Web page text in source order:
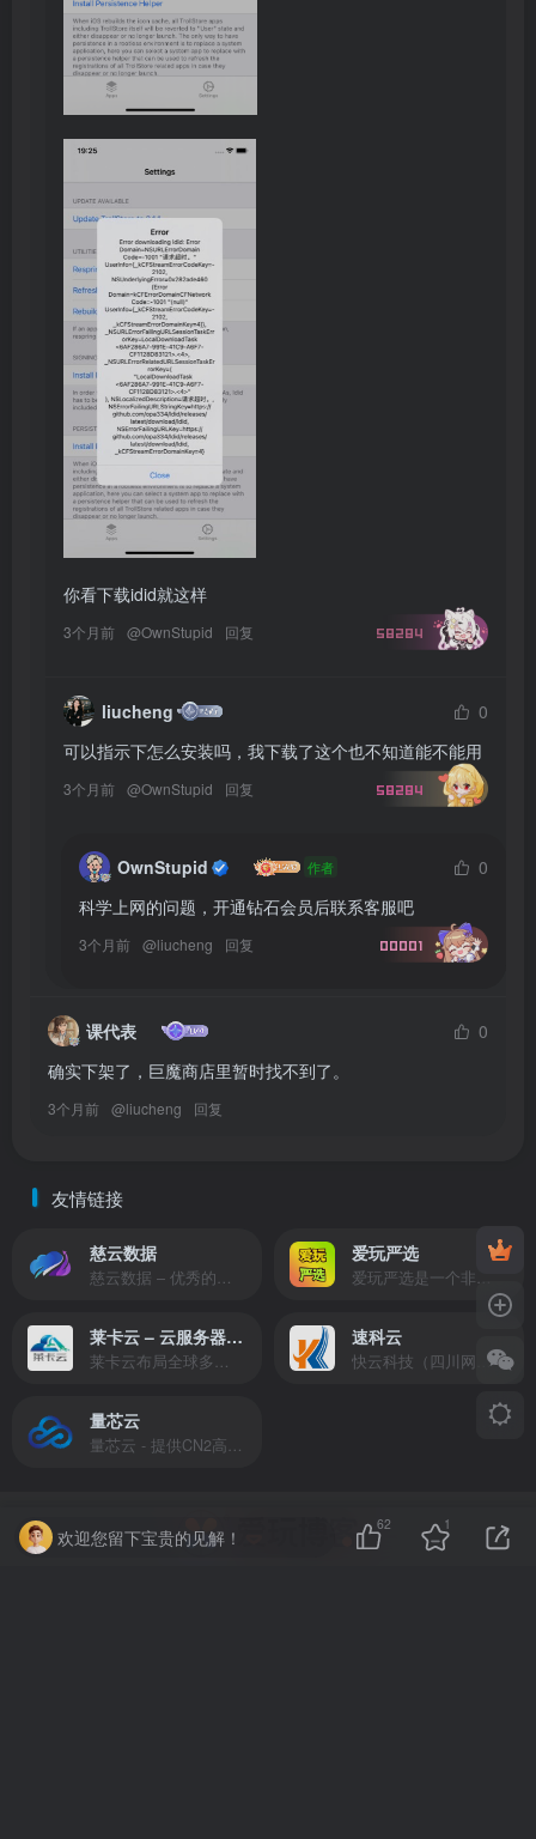
你看下载idid就这样
3个月前 @OwnStupid 回复 58284
liucheng
0
可以指示下怎么安装吗，我下载了这个也不知道能不能用
3个月前 @OwnStupid 回复 58284
OwnStupid 作者
0
科学上网的问题，开通钻石会员后联系客服吧
3个月前 @liucheng 回复 00001
课代表
0
确实下架了，巨魔商店里暂时找不到了。
3个月前 @liucheng 回复
友情链接
慈云数据 爱玩严选
莱卡云 – 云服务器提供商 速科云
快云科技（四川网联快云科技有限公司）成立于2021年，主营互联网业务平台服务提供商。公司专注为用户提供低价高性能云计算产品，致力于云计算应用的易用性开发，并引导云计算在国内普及
量芯云
欢迎您留下宝贵的见解！
62 1